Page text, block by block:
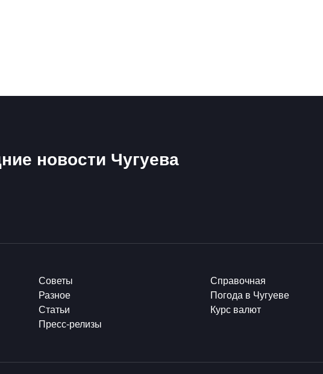
новости Чугуева
Советы
Разное
Статьи
Пресс-релизы
Справочная
Погода в Чугуеве
Курс валют